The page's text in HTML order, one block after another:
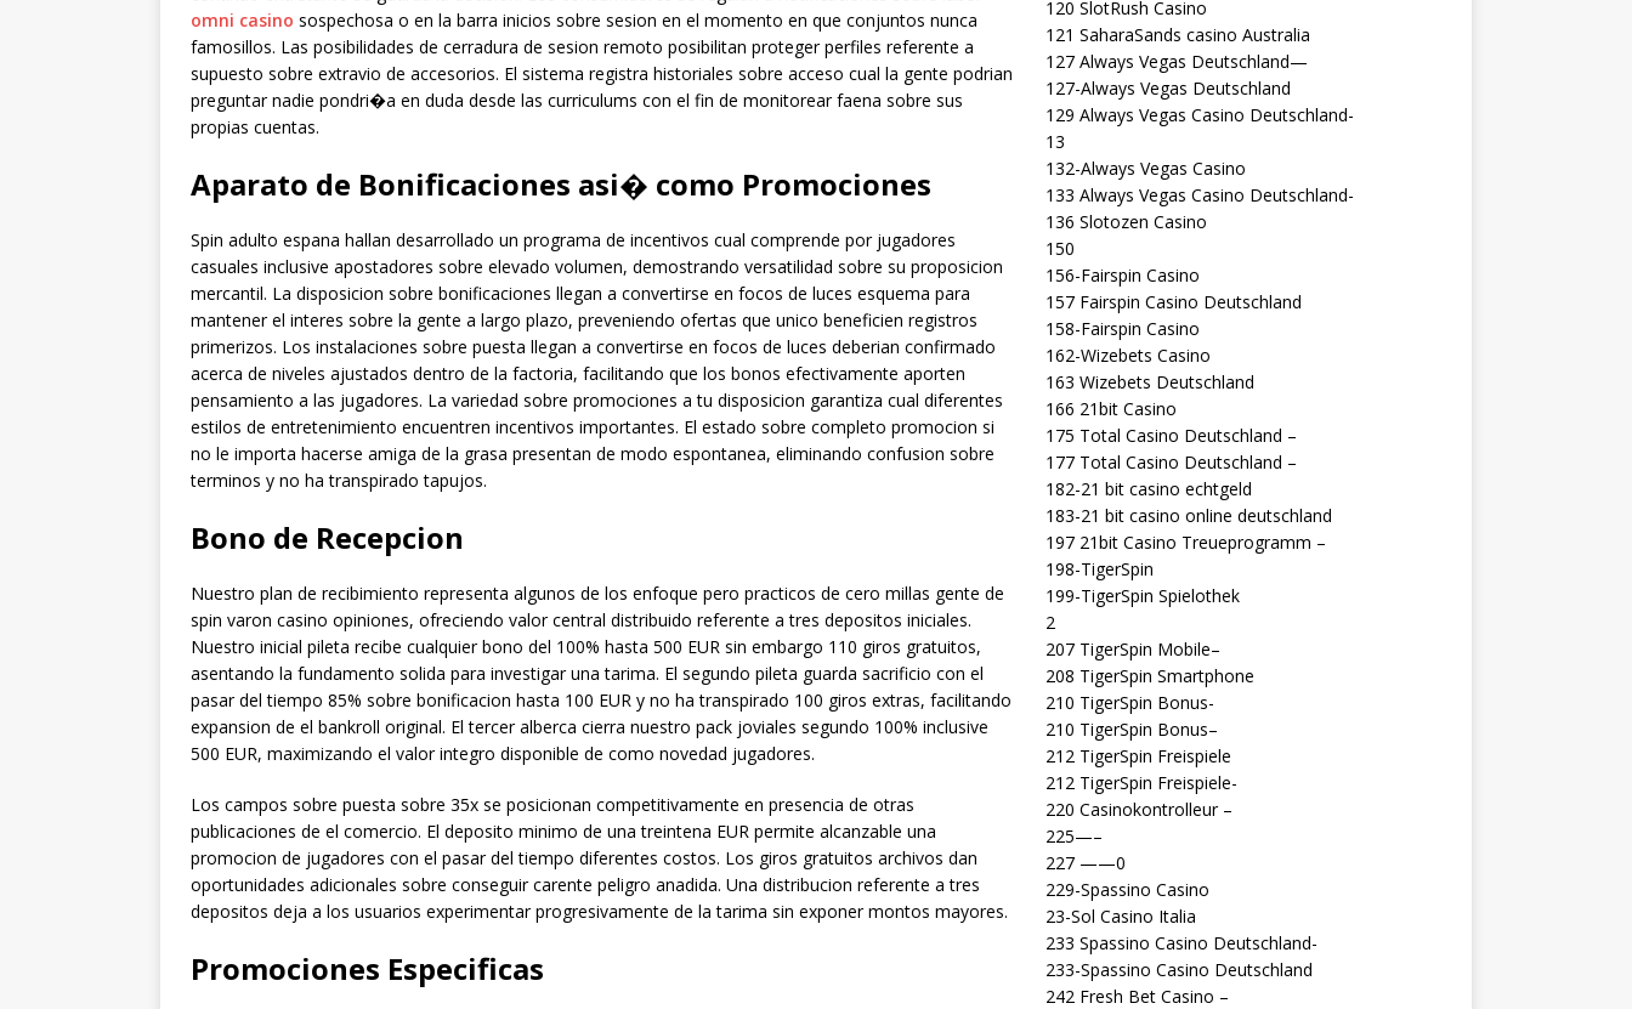
omni casino sospechosa o en la barra inicios sobre sesion en el momento en que conjuntos nunca
famosillos. Las posibilidades de cerradura de sesion remoto posibilitan proteger perfiles referente a
supuesto sobre extravio de accesorios. El sistema registra historiales sobre acceso cual la gente podrian
preguntar nadie pondri�a en duda desde las curriculums con el fin de monitorear faena sobre sus
propias cuentas.
Aparato de Bonificaciones asi� como Promociones
Spin adulto espana hallan desarrollado un programa de incentivos cual comprende por jugadores
casuales inclusive apostadores sobre elevado volumen, demostrando versatilidad sobre su proposicion
mercantil. La disposicion sobre bonificaciones llegan a convertirse en focos de luces esquema para
mantener el interes sobre la gente a largo plazo, preveniendo ofertas que unico beneficien registros
primerizos. Los instalaciones sobre puesta llegan a convertirse en focos de luces deberian confirmado
acerca de niveles ajustados dentro de la factoria, facilitando que los bonos efectivamente aporten
pensamiento a las jugadores. La variedad sobre promociones a tu disposicion garantiza cual diferentes
estilos de entretenimiento encuentren incentivos importantes. El estado sobre completo promocion si
no le importa hacerse amiga de la grasa presentan de modo espontanea, eliminando confusion sobre
terminos y no ha transpirado tapujos.
Bono de Recepcion
Nuestro plan de recibimiento representa algunos de los enfoque pero practicos de cero millas gente de
spin varon casino opiniones, ofreciendo valor central distribuido referente a tres depositos iniciales.
Nuestro inicial pileta recibe cualquier bono del 100% hasta 500 EUR sin embargo 110 giros gratuitos,
asentando la fundamento solida para investigar una tarima. El segundo pileta guarda sacrificio con el
pasar del tiempo 85% sobre bonificacion hasta 100 EUR y no ha transpirado 100 giros extras, facilitando
expansion de el bankroll original. El tercer alberca cierra nuestro pack joviales segundo 100% inclusive
500 EUR, maximizando el valor integro disponible de como novedad jugadores.
Los campos sobre puesta sobre 35x se posicionan competitivamente en presencia de otras
publicaciones de el comercio. El deposito minimo de una treintena EUR permite alcanzable una
promocion de jugadores con el pasar del tiempo diferentes costos. Los giros gratuitos archivos dan
oportunidades adicionales sobre conseguir carente peligro anadida. Una distribucion referente a tres
depositos deja a los usuarios experimentar progresivamente de la tarima sin exponer montos mayores.
Promociones Especificas
120 SlotRush Casino
121 SaharaSands casino Australia
127 Always Vegas Deutschland—
127-Always Vegas Deutschland
129 Always Vegas Casino Deutschland-
13
132-Always Vegas Casino
133 Always Vegas Casino Deutschland-
136 Slotozen Casino
150
156-Fairspin Casino
157 Fairspin Casino Deutschland
158-Fairspin Casino
162-Wizebets Casino
163 Wizebets Deutschland
166 21bit Casino
175 Total Casino Deutschland –
177 Total Casino Deutschland –
182-21 bit casino echtgeld
183-21 bit casino online deutschland
197 21bit Casino Treueprogramm –
198-TigerSpin
199-TigerSpin Spielothek
2
207 TigerSpin Mobile–
208 TigerSpin Smartphone
210 TigerSpin Bonus-
210 TigerSpin Bonus–
212 TigerSpin Freispiele
212 TigerSpin Freispiele-
220 Casinokontrolleur –
225—–
227 ——0
229-Spassino Casino
23-Sol Casino Italia
233 Spassino Casino Deutschland-
233-Spassino Casino Deutschland
242 Fresh Bet Casino –